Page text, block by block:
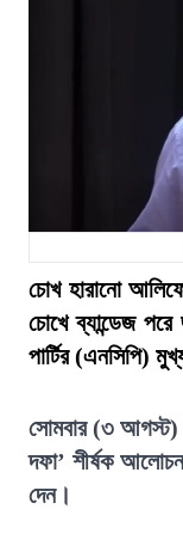
চোখ হারানো
চোখে ব্যান্ডেজ
পার্টির (এনসিপি)
সোমবার (৩ আগস্ট)
দফা’ শীর্ষক
দেন।